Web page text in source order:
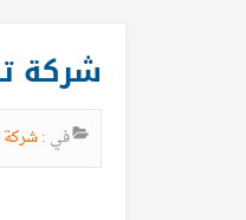
شركة
في :شركة